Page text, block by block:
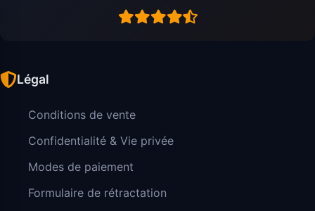
Légal
Conditions de vente
Confidentialité & Vie privée
Modes de paiement
Formulaire de rétractation